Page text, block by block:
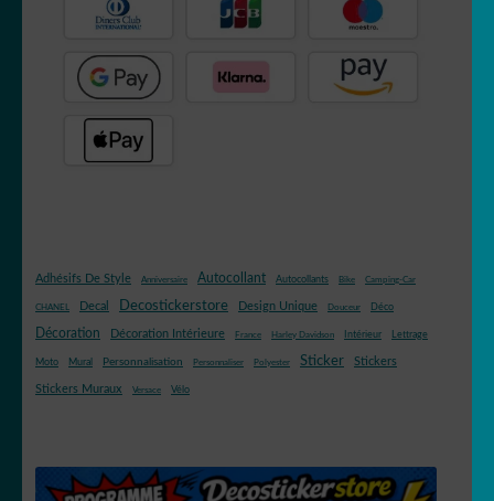
Adhésifs De Style Anniversaire Autocollant Autocollants Bike Camping-Car
CHANEL Decal Decostickerstore Design Unique Douceur Déco
Décoration Décoration Intérieure France Harley Davidson Intérieur Lettrage
Moto Mural Personnalisation Personnaliser Polyester Sticker Stickers
Stickers Muraux Versace Vélo